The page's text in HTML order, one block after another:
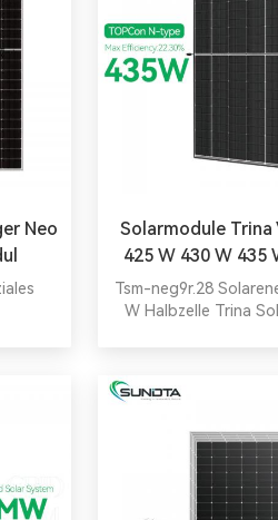
Neo
Solarmodule Trina
425 W 430 W 435
Watt
Tsm-neg9r.28
W Halbzelle Trina